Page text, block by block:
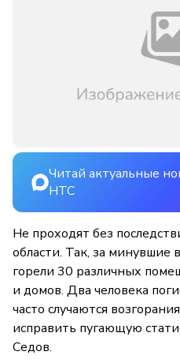
Читай актуальные
НТС
Не проходят без
области. Так, за минувшие
горели 30 различных
и домов. Два человека
часто случаются
исправить пугающую
Седов.